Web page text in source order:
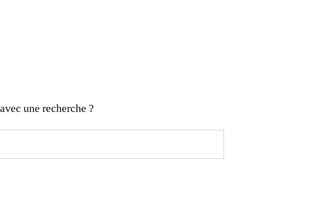
une recherche ?